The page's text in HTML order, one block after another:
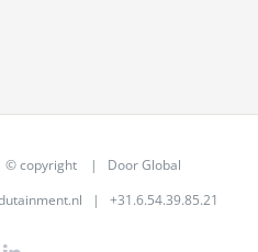
copyright | DoorGlobal
| +31.6.54.39.85.21